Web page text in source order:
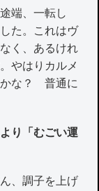
端、一転し
た。これはヴ
く、あるけれ
やはりカルメ
かな？ 普通に
り「むごい運
、調子を上げ